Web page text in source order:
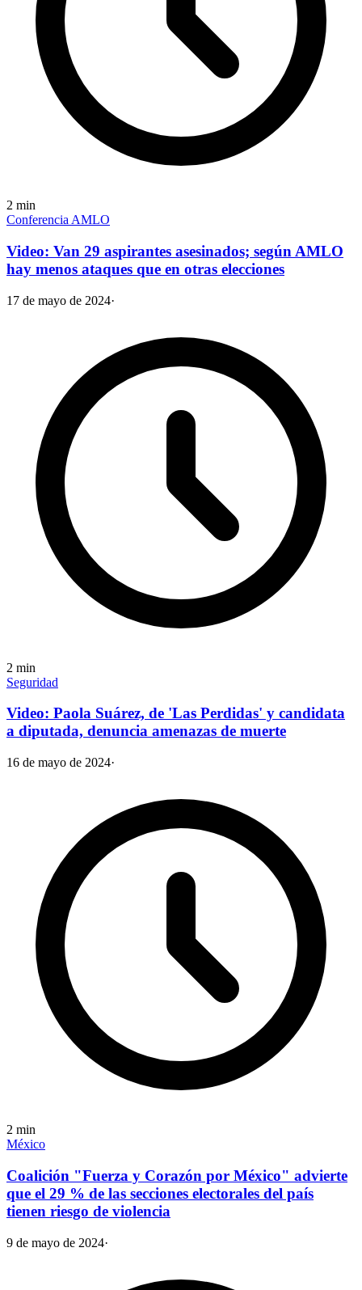
2 min
Conferencia AMLO
Video: Van 29 aspirantes asesinados; según AMLO
hay menos ataques que en otras elecciones
17 de mayo de 2024·
2 min
Seguridad
Video: Paola Suárez, de 'Las Perdidas' y candidata
a diputada, denuncia amenazas de muerte
16 de mayo de 2024·
2 min
México
Coalición "Fuerza y Corazón por México" advierte
que el 29 % de las secciones electorales del país
tienen riesgo de violencia
9 de mayo de 2024·